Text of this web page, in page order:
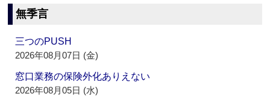
無季言
三つのPUSH
2026年08月07日 (金)
窓口業務の保険外化ありえない
2026年08月05日 (水)